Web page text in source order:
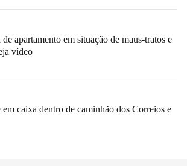
apartamento em situação de maus-tratos e
vídeo
em caixa dentro de caminhão dos Correios e